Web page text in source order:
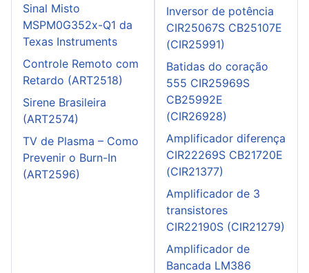
Sinal Misto
MSPM0G352x-Q1 da
Texas Instruments
Controle Remoto com
Retardo (ART2518)
Sirene Brasileira
(ART2574)
TV de Plasma – Como
Prevenir o Burn-In
(ART2596)
Inversor de potência
CIR25067S CB25107E
(CIR25991)
Batidas do coração
555 CIR25969S
CB25992E
(CIR26928)
Amplificador diferença
CIR22269S CB21720E
(CIR21377)
Amplificador de 3
transistores
CIR22190S (CIR21279)
Amplificador de
Bancada LM386